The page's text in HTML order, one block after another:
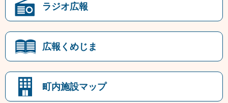
ラジオ広報
広報くめじま
町内施設マップ